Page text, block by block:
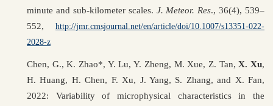
minute and sub-kilometer scales. J. Meteor. Res., 36(4), 539–
552, http://jmr.cmsjournal.net/en/article/doi/10.1007/s13351-022-
2028-z
Chen, G., K. Zhao*, Y. Lu, Y. Zheng, M. Xue, Z. Tan,X. Xu,
H. Huang, H. Chen, F. Xu, J. Yang, S. Zhang, and X. Fan,
2022: Variability of microphysical characteristics in the